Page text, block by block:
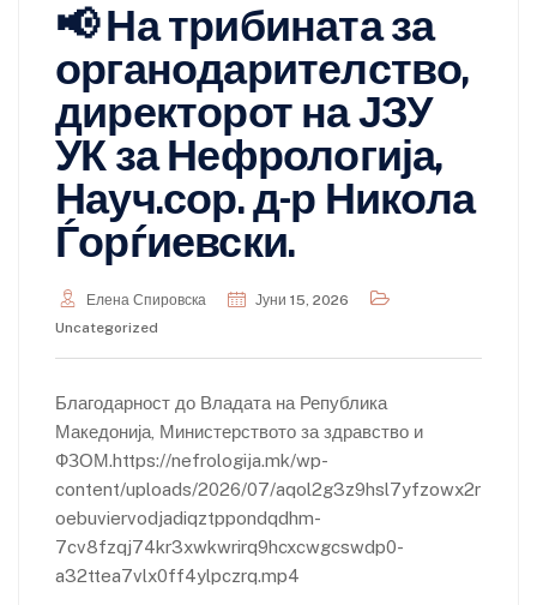
📢 На трибината за
органодарителство,
директорот на ЈЗУ
УК за Нефрологија,
Науч.сор. д-р Никола
Ѓорѓиевски.
Елена Спировска
Јуни 15, 2026
Uncategorized
Благодарност до Владата на Република
Македонија, Министерството за здравство и
ФЗОМ.https://nefrologija.mk/wp-
content/uploads/2026/07/aqol2g3z9hsl7yfzowx2r
oebuviervodjadiqztppondqdhm-
7cv8fzqj74kr3xwkwrirq9hcxcwgcswdp0-
a32ttea7vlx0ff4ylpczrq.mp4